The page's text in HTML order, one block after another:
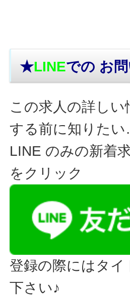
★LINEでの お
この求人の詳し
する前に知りた
LINE のみの新着
をクリック
登録の際にはタ
下さい♪